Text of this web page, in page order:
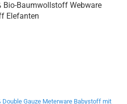
Bio-Baumwollstoff Webware
Elefanten